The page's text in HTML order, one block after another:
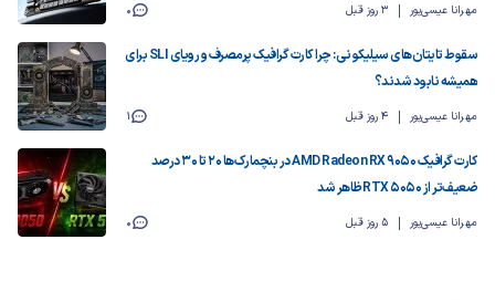
مهرانا عیسی‌پور 3 روز قبل 0
سقوط تایتان‌های سیلیکونی: چرا کارت گرافیک پرمصرف و رویای SLI برای
همیشه نابود شدند؟
مهرانا عیسی‌پور 4 روز قبل 1
کارت گرافیک AMD Radeon RX 9050 در بنچمارک‌ها ۲۰ تا ۳۰ درصد
ضعیف‌تر از RTX 5050 ظاهر شد
مهرانا عیسی‌پور 5 روز قبل 0